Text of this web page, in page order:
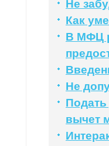
Не
Как
В МФЦ
Не
вычет